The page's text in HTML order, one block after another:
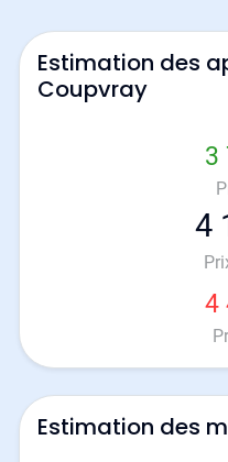
Estimation des
Coupvray
3
4
4
Estimation des